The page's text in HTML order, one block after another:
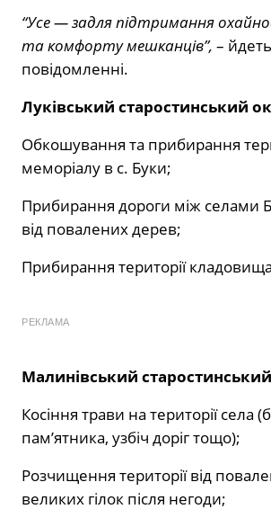
“Усе — задля підтримання
та комфорту мешканців”, –
повідомленні.
Луківський старостинський
Обкошування та прибирання
меморіалу в с. Буки;
Прибирання дороги між селами
від повалених дерев;
Прибирання території
РЕКЛАМА
Малинівський
Косіння трави на території села
пам’ятника, узбіч доріг тощо);
Розчищення території від
великих гілок після негоди;